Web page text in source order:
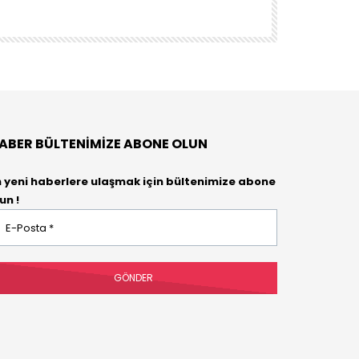
BÜLTENIMIZE ABONE OLUN
yeni haberlere ulaşmak için bültenimize abone
!